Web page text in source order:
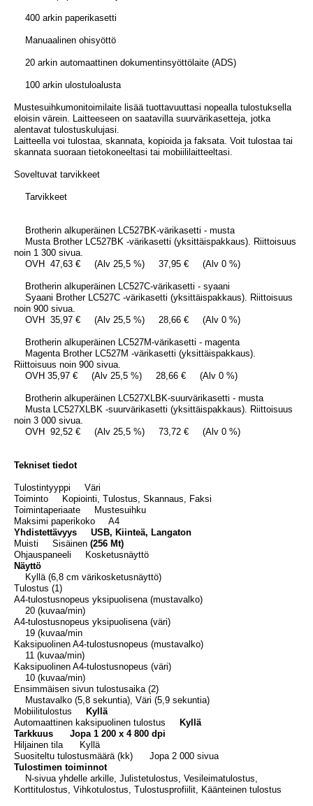
400 arkin paperikasetti
Manuaalinen ohisyöttö
20 arkin automaattinen dokumentinsyöttölaite (ADS)
100 arkin ulostuloalusta
Mustesuihkumonitoimilaite lisää tuottavuuttasi nopealla tulostuksella
eloisin värein. Laitteeseen on saatavilla suurvärikasetteja, jotka
alentavat tulostuskulujasi.
Laitteella voi tulostaa, skannata, kopioida ja faksata. Voit tulostaa tai
skannata suoraan tietokoneeltasi tai mobiililaitteeltasi.
Soveltuvat tarvikkeet
Tarvikkeet
Brotherin alkuperäinen LC527BK-värikasetti - musta
Musta Brother LC527BK -värikasetti (yksittäispakkaus). Riittoisuus
noin 1 300 sivua.
OVH 47,63 € (Alv 25,5 %) 37,95 € (Alv 0 %)
Brotherin alkuperäinen LC527C-värikasetti - syaani
Syaani Brother LC527C -värikasetti (yksittäispakkaus). Riittoisuus
noin 900 sivua.
OVH 35,97 € (Alv 25,5 %) 28,66 € (Alv 0 %)
Brotherin alkuperäinen LC527M-värikasetti - magenta
Magenta Brother LC527M -värikasetti (yksittäispakkaus).
Riittoisuus noin 900 sivua.
OVH 35,97 € (Alv 25,5 %) 28,66 € (Alv 0 %)
Brotherin alkuperäinen LC527XLBK-suurvärikasetti - musta
Musta LC527XLBK -suurvärikasetti (yksittäispakkaus). Riittoisuus
noin 3 000 sivua.
OVH 92,52 € (Alv 25,5 %) 73,72 € (Alv 0 %)
Tekniset tiedot
Tulostintyyppi Väri
Toiminto Kopiointi, Tulostus, Skannaus, Faksi
Toimintaperiaate Mustesuihku
Maksimi paperikoko A4
Yhdistettävyys USB, Kiinteä, Langaton
Muisti Sisäinen (256 Mt)
Ohjauspaneeli Kosketusnäyttö
Näyttö
Kyllä (6,8 cm värikosketusnäyttö)
Tulostus (1)
A4-tulostusnopeus yksipuolisena (mustavalko)
20 (kuvaa/min)
A4-tulostusnopeus yksipuolisena (väri)
19 (kuvaa/min
Kaksipuolinen A4-tulostusnopeus (mustavalko)
11 (kuvaa/min)
Kaksipuolinen A4-tulostusnopeus (väri)
10 (kuvaa/min)
Ensimmäisen sivun tulostusaika (2)
Mustavalko (5,8 sekuntia), Väri (5,9 sekuntia)
Mobiilitulostus
Kyllä
Automaattinen kaksipuolinen tulostus
Kyllä
Tarkkuus Jopa 1 200 x 4 800 dpi
Hiljainen tila Kyllä
Suositeltu tulostusmäärä (kk) Jopa 2 000 sivua
Tulostimen toiminnot
N-sivua yhdelle arkille, Julistetulostus, Vesileimatulostus,
Korttitulostus, Vihkotulostus, Tulostusprofiilit, Käänteinen tulostus